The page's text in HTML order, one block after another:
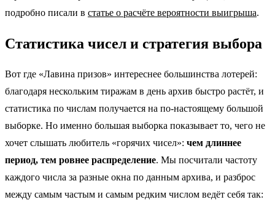
подробно писали в статье о расчёте вероятности выигрыша.
Статистика чисел и стратегия выбора
Вот где «Лавина призов» интереснее большинства лотерей:
благодаря нескольким тиражам в день архив быстро растёт, и
статистика по числам получается на по-настоящему большой
выборке. Но именно большая выборка показывает то, чего не
хочет слышать любитель «горячих чисел»: чем длиннее
период, тем ровнее распределение. Мы посчитали частоту
каждого числа за разные окна по данным архива, и разброс
между самым частым и самым редким числом ведёт себя так: